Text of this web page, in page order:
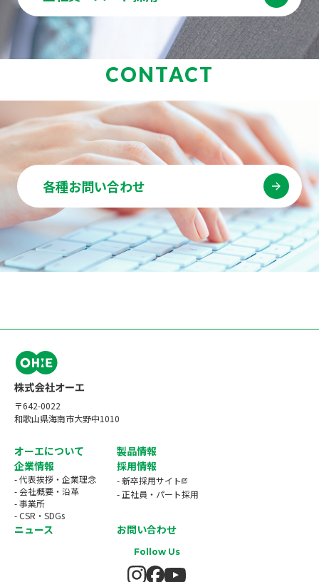
CONTACT
各種お問い合わせ
〒642-0022
和歌山県海南市大野中1010
オーエについて
製品情報
企業情報
- 代表挨拶・企業理念
- 会社概要・沿革
- 事業所
- CSR・SDGs
採用情報
- 新卒採用サイト
- 正社員・パート採用
ニュース お問い合わせ
Follow Us